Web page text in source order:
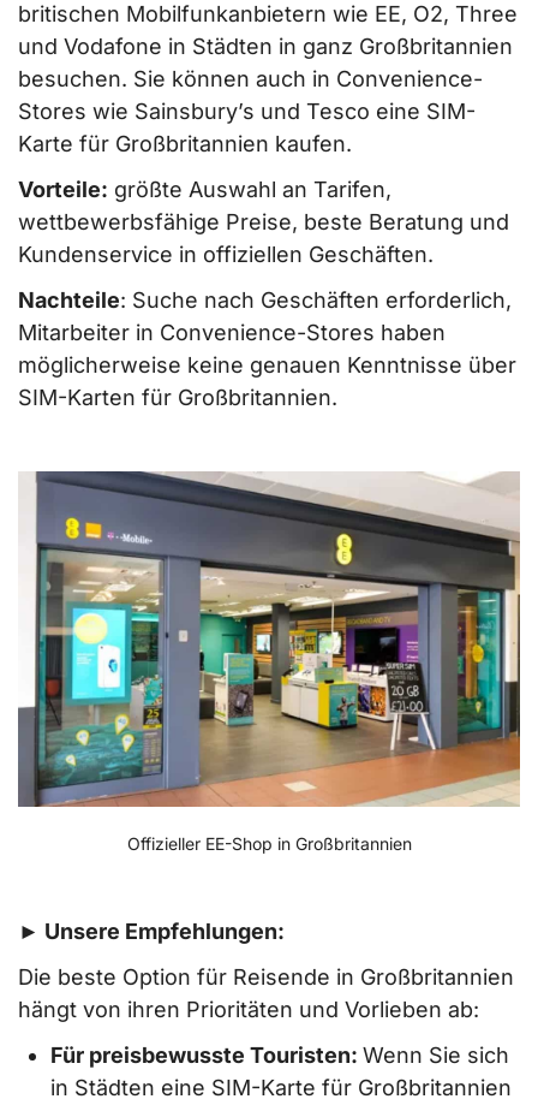
britischen Mobilfunkanbietern wie EE, O2, Three
und Vodafone in Städten in ganz Großbritannien
besuchen. Sie können auch in Convenience-
Stores wie Sainsbury’s und Tesco eine SIM-
Karte für Großbritannien kaufen.
Vorteile: größte Auswahl an Tarifen,
wettbewerbsfähige Preise, beste Beratung und
Kundenservice in offiziellen Geschäften.
Nachteile: Suche nach Geschäften erforderlich,
Mitarbeiter in Convenience-Stores haben
möglicherweise keine genauen Kenntnisse über
SIM-Karten für Großbritannien.
Offizieller EE-Shop in Großbritannien
► Unsere Empfehlungen:
Die beste Option für Reisende in Großbritannien
hängt von ihren Prioritäten und Vorlieben ab:
Für preisbewusste Touristen: Wenn Sie sich
in Städten eine SIM-Karte für Großbritannien